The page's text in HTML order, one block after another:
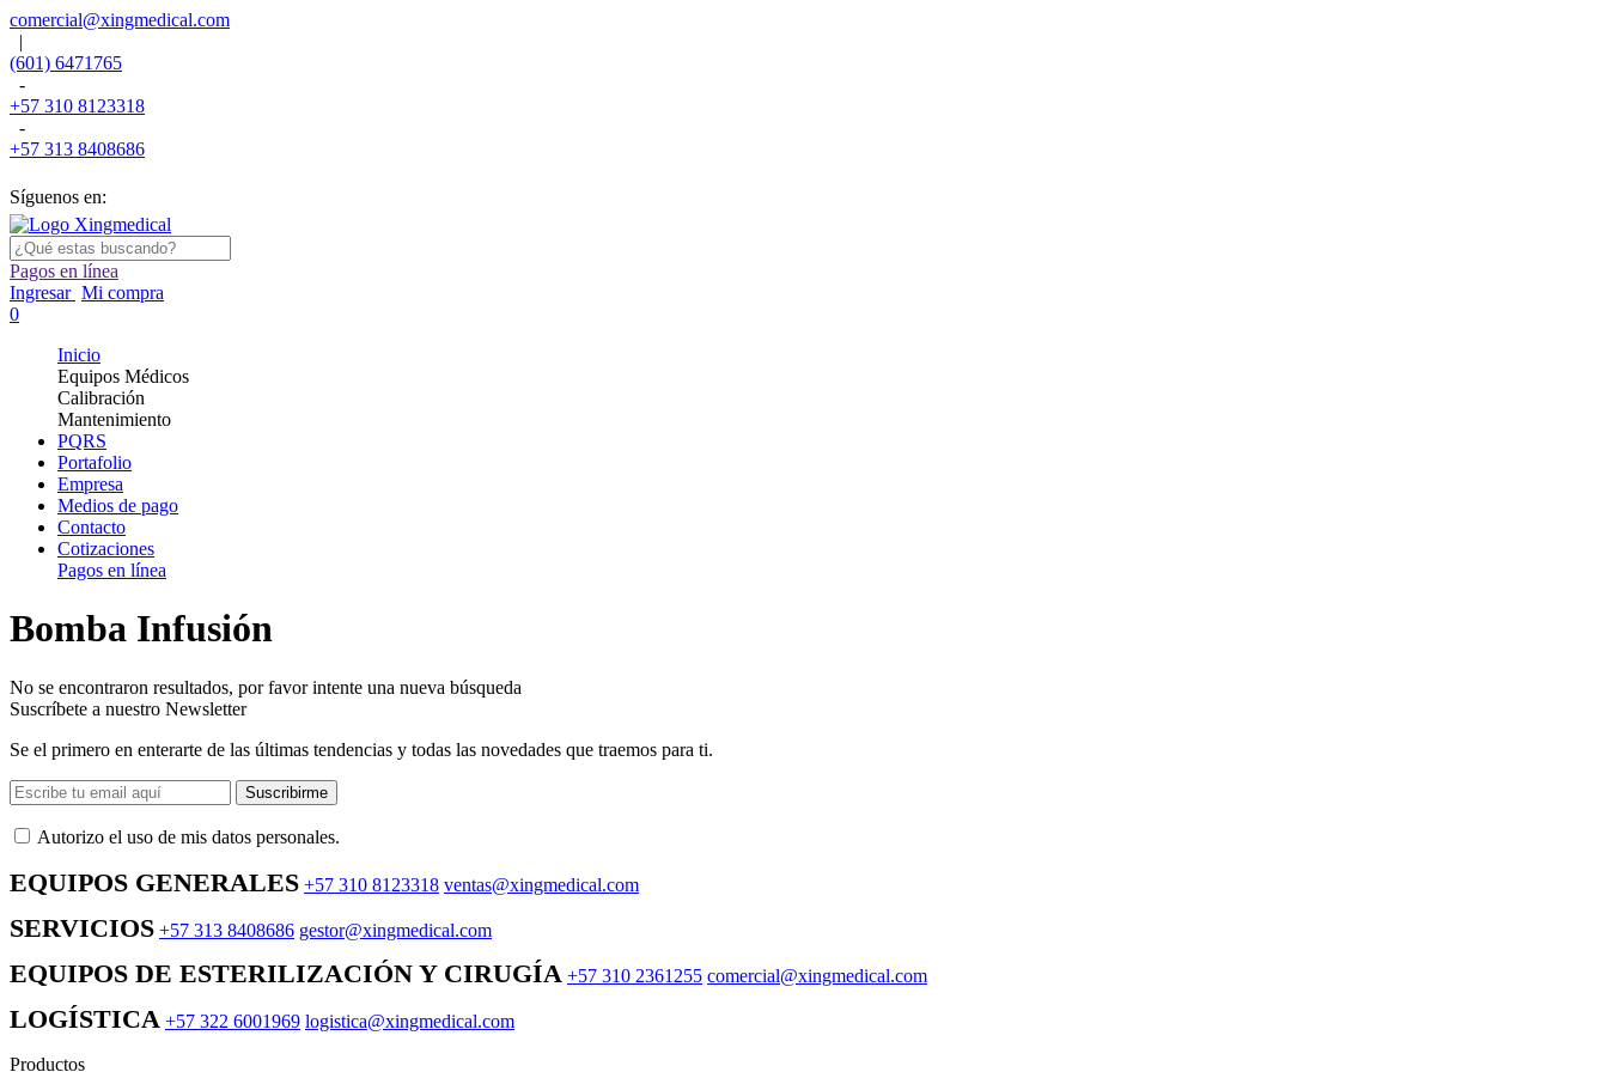
comercial@xingmedical.com
|
(601) 6471765
-
+57 310 8123318
-
+57 313 8408686
Síguenos en:
Pagos en línea
Ingresar Mi compra
0
Inicio
Equipos Médicos
Calibración
Mantenimiento
PQRS
Portafolio
Empresa
Medios de pago
Contacto
Cotizaciones
Pagos en línea
Bomba Infusión
No se encontraron resultados, por favor intente una nueva búsqueda
Suscríbete a nuestro Newsletter
Se el primero en enterarte de las últimas tendencias y todas las novedades que traemos para ti.
Suscribirme
Autorizo ​​el uso de mis datos personales.
EQUIPOS GENERALES +57 310 8123318 ventas@xingmedical.com
SERVICIOS +57 313 8408686 gestor@xingmedical.com
EQUIPOS DE ESTERILIZACIÓN Y CIRUGÍA +57 310 2361255 comercial@xingmedical.com
LOGÍSTICA +57 322 6001969 logistica@xingmedical.com
Productos